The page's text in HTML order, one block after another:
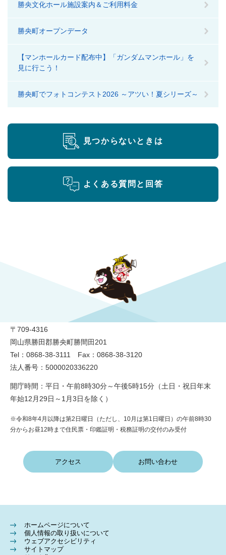
勝央文化ホール施設案内＆ご利用料金
勝央町オープンデータ
【マンホールカード配布中】「ガンダムマンホール」を
見に行こう！
勝央町でフォトコンテスト2026 ～アツい！夏シリーズ～
見つからないときは
よくある質問と回答
〒709-4316
岡山県勝田郡勝央町勝間田201
Tel：0868-38-3111 Fax：0868-38-3120
法人番号：5000020336220
開庁時間：平日・午前8時30分～午後5時15分（土日・祝日年末
年始12月29日～1月3日を除く）
※令和8年4月以降は第2日曜日（ただし、10月は第1日曜日）の午前8時30
分からお昼12時まで住民票・印鑑証明・税務証明の交付のみ受付
アクセス お問い合わせ
ホームページについて
個人情報の取り扱いについて
ウェブアクセシビリティ
サイトマップ